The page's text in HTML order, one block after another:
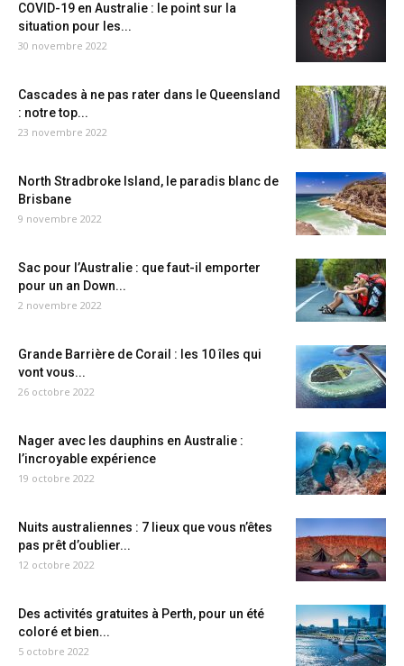
COVID-19 en Australie : le point sur la
situation pour les...
30 novembre 2022
Cascades à ne pas rater dans le Queensland
: notre top...
23 novembre 2022
North Stradbroke Island, le paradis blanc de
Brisbane
9 novembre 2022
Sac pour l’Australie : que faut-il emporter
pour un an Down...
2 novembre 2022
Grande Barrière de Corail : les 10 îles qui
vont vous...
26 octobre 2022
Nager avec les dauphins en Australie :
l’incroyable expérience
19 octobre 2022
Nuits australiennes : 7 lieux que vous n’êtes
pas prêt d’oublier...
12 octobre 2022
Des activités gratuites à Perth, pour un été
coloré et bien...
5 octobre 2022